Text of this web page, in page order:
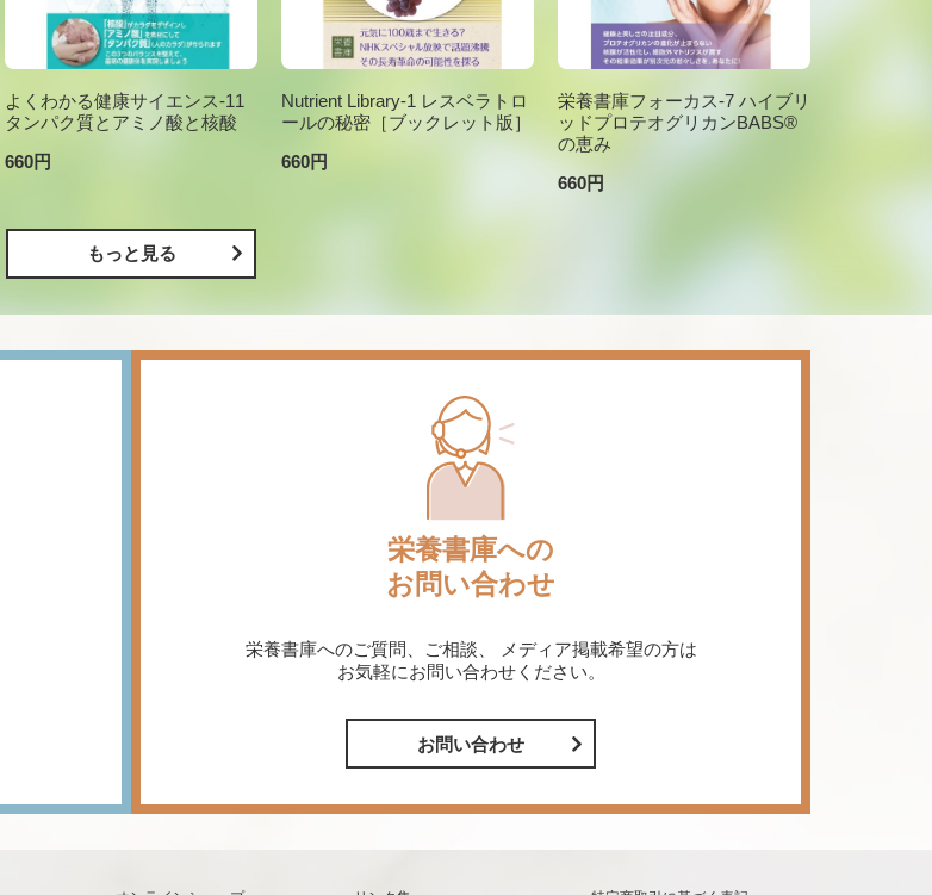
よくわかる健康サイエンス-11
タンパク質とアミノ酸と核酸
660円
Nutrient Library-1 レスベラトロ
ールの秘密［ブックレット版］
660円
栄養書庫フォーカス-7 ハイブリ
ッドプロテオグリカンBABS®
の恵み
660円
もっと見る
栄養書庫への
お問い合わせ
栄養書庫へのご質問、ご相談、
メディア掲載希望の方は
お気軽にお問い合わせください。
お問い合わせ